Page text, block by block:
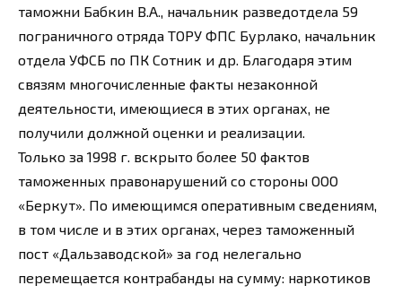
таможни Бабкин В.А., начальник разведотдела 59
пограничного отряда ТОРУ ФПС Бурлако, начальник
отдела УФСБ по ПК Сотник и др. Благодаря этим
связям многочисленные факты незаконной
деятельности, имеющиеся в этих органах, не
получили должной оценки и реализации.
Только за 1998 г. вскрыто более 50 фактов
таможенных правонарушений со стороны ООО
«Беркут». По имеющимся оперативным сведениям,
в том числе и в этих органах, через таможенный
пост «Дальзаводской» за год нелегально
перемещается контрабанды на сумму: наркотиков